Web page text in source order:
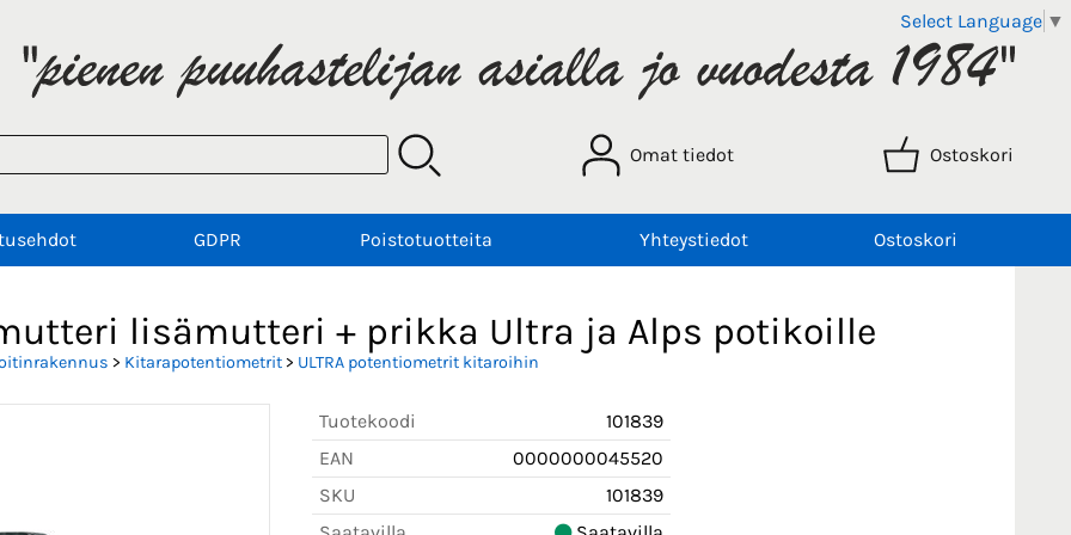
Select Language ▼
Omat tiedot Ostoskori
GDPR Poistotuotteita Yhteystiedot Ostoskori
lisämutteri + prikka Ultra ja Alps potikoille
> Kitarapotentiometrit> ULTRA potentiometrit kitaroihin
Tuotekoodi
101839
EAN
0000000045520
SKU
101839